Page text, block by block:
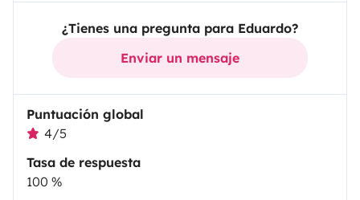
¿Tienes una pregunta para Eduardo?
Enviar un mensaje
Puntuación global
4/5
Tasa de respuesta
100 %